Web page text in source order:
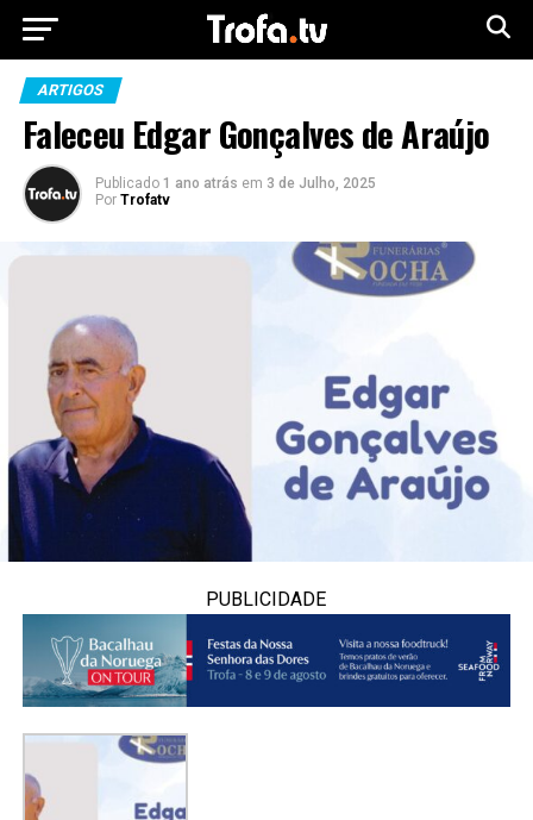
ARTIGOS
Faleceu Edgar Gonçalves de Araújo
Publicado 1 ano atrás em 3 de Julho, 2025
Por Trofatv
PUBLICIDADE